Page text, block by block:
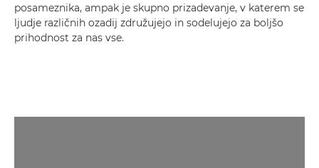
posameznika, ampak je skupno prizadevanje, v katerem se
ljudje različnih ozadij združujejo in sodelujejo za boljšo
prihodnost za nas vse.